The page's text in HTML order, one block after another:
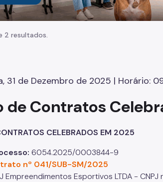
2 resultados.
31 de Dezembro de 2025 | Horário:
de Contratos
CELEBRADOS EM 2025
6054.2025/0003844-9
nº 041/SUB-SM/2025
Empreendimentos Esportivos LTDA -